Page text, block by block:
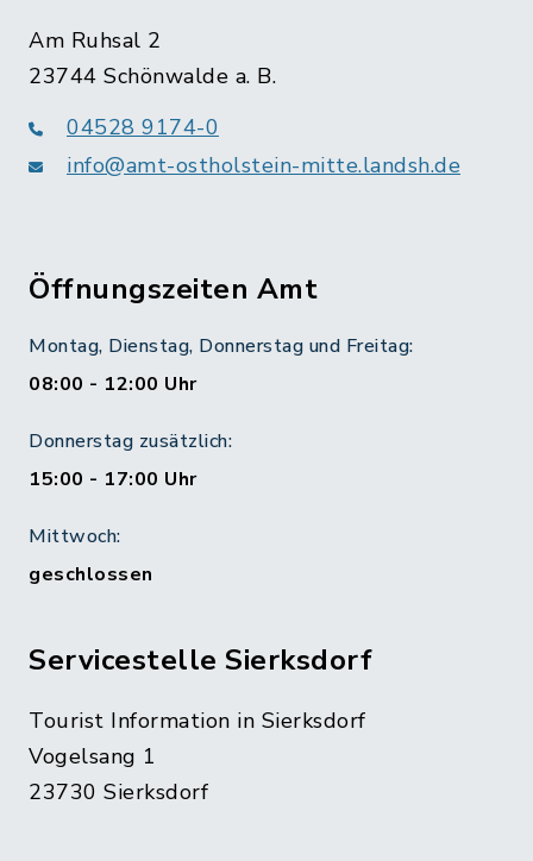
Am Ruhsal 2
23744 Schönwalde a. B.
04528 9174-0
info@amt-ostholstein-mitte.landsh.de
Öffnungszeiten Amt
Montag, Dienstag, Donnerstag und Freitag:
08:00 - 12:00 Uhr
Donnerstag zusätzlich:
15:00 - 17:00 Uhr
Mittwoch:
geschlossen
Servicestelle Sierksdorf
Tourist Information in Sierksdorf
Vogelsang 1
23730 Sierksdorf